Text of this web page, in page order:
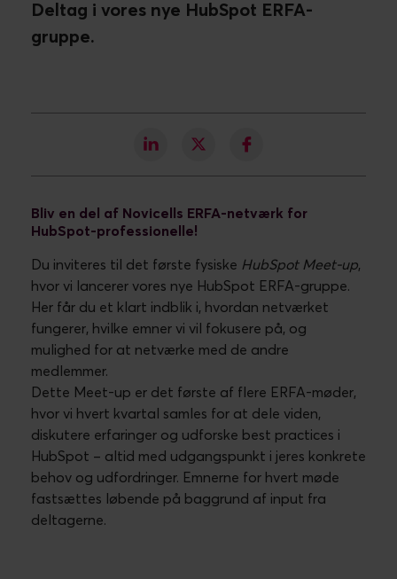
Deltag i vores nye HubSpot ERFA-
gruppe.
Bliv en del af Novicells ERFA-netværk for
HubSpot-professionelle!
Du inviteres til det første fysiske HubSpot Meet-up,
hvor vi lancerer vores nye HubSpot ERFA-gruppe.
Her får du et klart indblik i, hvordan netværket
fungerer, hvilke emner vi vil fokusere på, og
mulighed for at netværke med de andre
medlemmer.
Dette Meet-up er det første af flere ERFA-møder,
hvor vi hvert kvartal samles for at dele viden,
diskutere erfaringer og udforske best practices i
HubSpot – altid med udgangspunkt i jeres konkrete
behov og udfordringer. Emnerne for hvert møde
fastsættes løbende på baggrund af input fra
deltagerne.